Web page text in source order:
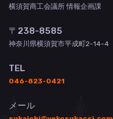
横須賀商工会議所 情報企画課
〒238-8585
神奈川県横須賀市平成町2-14-4
TEL
046-823-0421
メール